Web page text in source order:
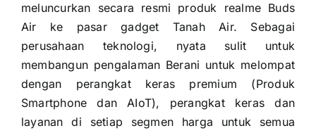
meluncurkan secara resmi produk realme Buds
Air ke pasar gadget Tanah Air. Sebagai
perusahaan teknologi, nyata sulit untuk
membangun pengalaman Berani untuk melompat
dengan perangkat keras premium (Produk
Smartphone dan AIoT), perangkat keras dan
layanan di setiap segmen harga untuk semua